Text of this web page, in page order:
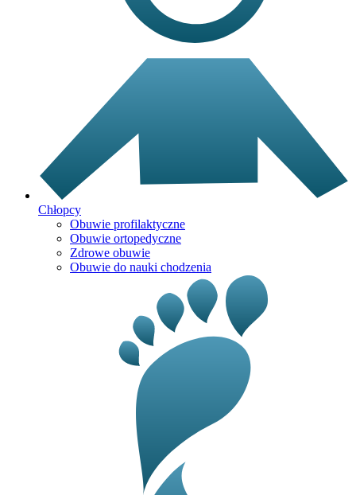
Chłopcy
Obuwie profilaktyczne
Obuwie ortopedyczne
Zdrowe obuwie
Obuwie do nauki chodzenia